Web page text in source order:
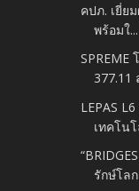
คปภ. เยี่ย
พร้อมใ...
377.11
LEPAS
เทคโนโ
รักษ์โล